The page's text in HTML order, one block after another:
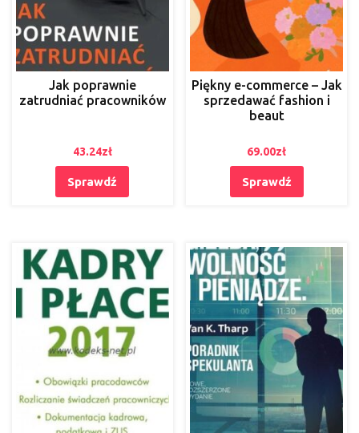
Jak poprawnie
zatrudniać pracowników
43.24zł
Sprawdź
Piękny e-commerce – Jak
sprzedawać fashion i
beaut
69.00zł
Sprawdź